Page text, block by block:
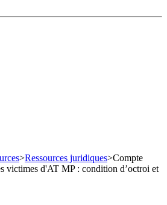
>Ressources juridiques>Compte
victimes d'AT MP : condition d’octroi et